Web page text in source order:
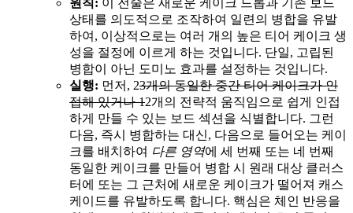
상태를 의도적으로 조작하여 일련의 병합을 유발
하여, 이상적으로는 여러 개의 높은 티어 케이크 생
성을 절정에 이르게 하는 것입니다. 단일, 고립된
병합이 아닌 도미노 효과를 설정하는 것입니다.
실행: 먼저, 23개의 동일한 중간 티어 케이크가 인
접해 있거나 12개의 전략적 움직임으로 쉽게 인접
하게 만들 수 있는 보드 섹션을 식별합니다. 그런
다음, 즉시 병합하는 대신, 다음으로 들어오는 케이
크를 배치하여 다른 영역에 세 번째 또는 네 번째
동일한 케이크를 만들어 병합 시 원래 대상 클러스
터에 또는 그 근처에 새로운 케이크가 떨어져 캐스
케이드를 유발하도록 합니다. 핵심은 체인 반응을